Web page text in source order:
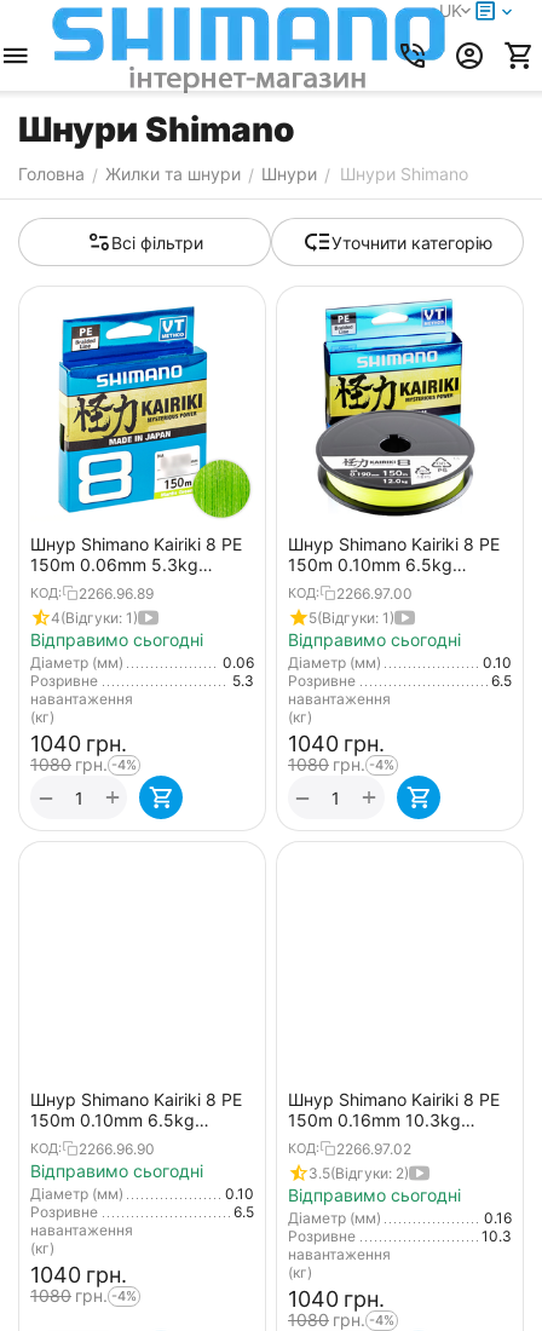
UK
Шнури Shimano
Головна / Жилки та шнури / Шнури / Шнури Shimano
Всі фільтри Уточнити категорію
Шнур Shimano Kairiki 8 PE
150m 0.06mm 5.3kg
салатовий (Japan)
КОД:
2266.96.89
4(Відгуки: 1)
Відправимо сьогодні
Діаметр (мм)
0.06
Розривне
навантаження
(кг)
5.3
‍1040‍ грн.
‍1080‍ грн. -4%
+
−
Шнур Shimano Kairiki 8 PE
150m 0.10mm 6.5kg
жовтий (Japan)
КОД:
2266.97.00
5(Відгуки: 1)
Відправимо сьогодні
Діаметр (мм)
0.10
Розривне
навантаження
(кг)
6.5
‍1040‍ грн.
‍1080‍ грн. -4%
+
−
Шнур Shimano Kairiki 8 PE
150m 0.10mm 6.5kg
салатовий (Japan)
КОД: 2266.96.90
Відправимо сьогодні
Діаметр (мм)
0.10
Розривне
навантаження
(кг)
6.5
‍1040‍ грн.
‍1080‍ грн. -4%
Шнур Shimano Kairiki 8 PE
150m 0.16mm 10.3kg
жовтий (Japan)
КОД:
2266.97.02
3.5(Відгуки: 2)
Відправимо сьогодні
Діаметр (мм)
0.16
Розривне
навантаження
(кг)
10.3
‍1040‍ грн.
‍1080‍ грн. -4%